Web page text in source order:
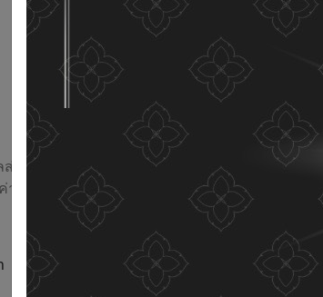
นบุคคลของท่าน เพื่อการพัฒนาและปรับปรุงเว็บ
ใดๆ แสดงว่าท่านยินยอมที่จะรับคุกกี้บนเว็บไซต์
เ
ก-